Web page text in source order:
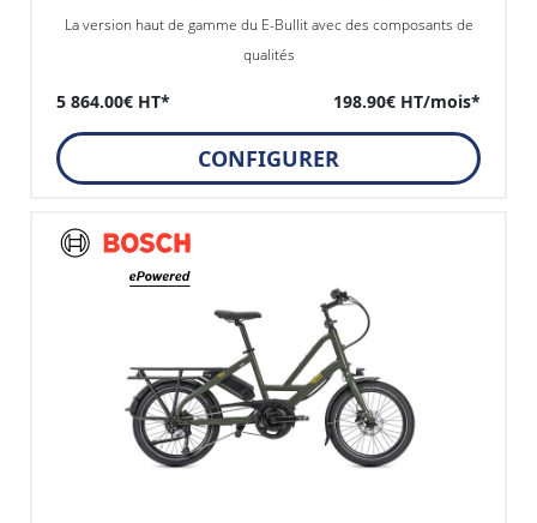
La version haut de gamme du E-Bullit avec des composants de
qualités
5 864.00€ HT* 198.90€ HT/mois*
CONFIGURER